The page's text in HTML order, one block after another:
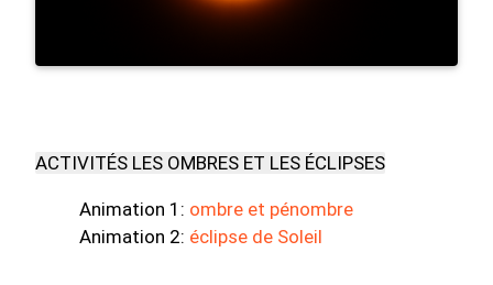
ACTIVITÉS LES OMBRES ET LES ÉCLIPSES
Animation 1: ombre et pénombre
Animation 2: éclipse de Soleil